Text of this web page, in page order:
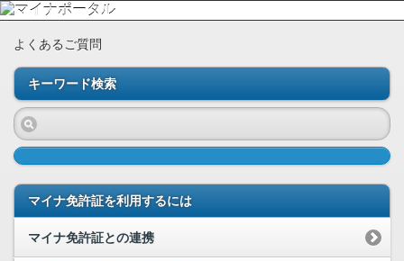
よくあるご質問
キーワード検索
マイナ免許証を利用するには
マイナ免許証との連携